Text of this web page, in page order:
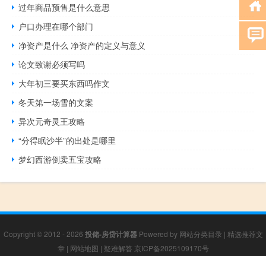
过年商品预售是什么意思
户口办理在哪个部门
净资产是什么 净资产的定义与意义
论文致谢必须写吗
大年初三要买东西吗作文
冬天第一场雪的文案
异次元奇灵王攻略
“分得眠沙半”的出处是哪里
梦幻西游倒卖五宝攻略
Copyright © 2012 - 2026 投储-房贷计算器Powered by 网站分类目录 | 精选推荐文
章 | 网站地图 | 疑难解答 京ICP备2025109170号